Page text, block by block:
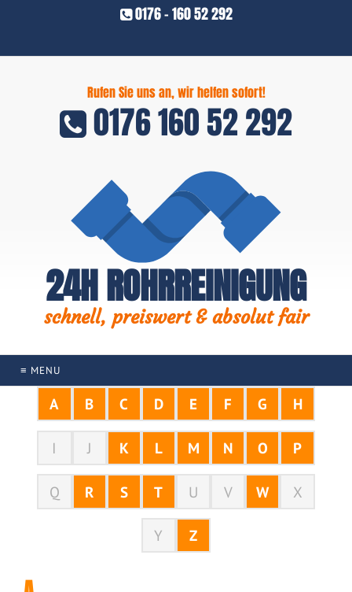
0176 - 160 52 292
Rufen Sie uns an, wir helfen sofort!
0176 160 52 292
24H ROHRREINIGUNG
schnell, preiswert & absolut fair
≡ MENU
A B C D E F G H
I J K L M N O P
Q R S T U V W X
Y Z